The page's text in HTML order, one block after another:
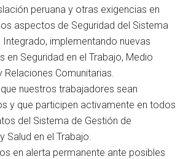
peruana y otras exigencias en
aspectos de Seguridad del Sistema
Integrado, implementando nuevas
en Seguridad en el Trabajo, Medio
Relaciones Comunitarias.
nuestros trabajadores sean
y que participen activamente en todos
del Sistema de Gestión de
Salud en el Trabajo.
en alerta permanente ante posibles